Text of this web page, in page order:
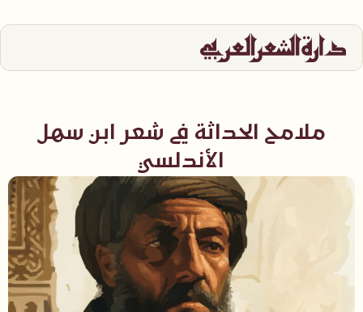
ملامح الحداثة في شعر ابن سهل
الأندلسي